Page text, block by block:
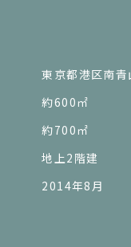
東京都港区南青
約600㎡
約700㎡
地上2階建
2014年8月